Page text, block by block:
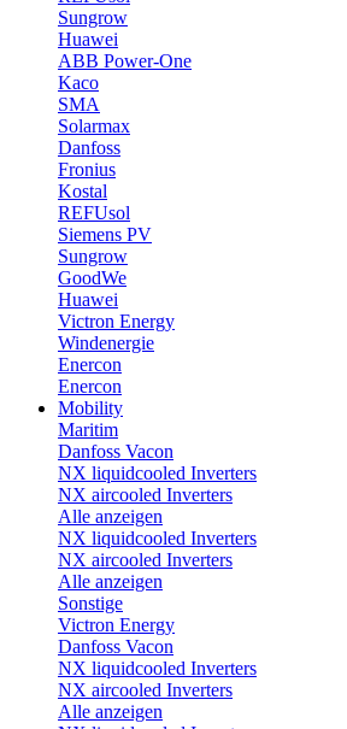
Sungrow
Huawei
ABB Power-One
Kaco
SMA
Solarmax
Danfoss
Fronius
Kostal
REFUsol
Siemens PV
Sungrow
GoodWe
Huawei
Victron Energy
Windenergie
Enercon
Enercon
Mobility
Maritim
Danfoss Vacon
NX liquidcooled Inverters
NX aircooled Inverters
Alle anzeigen
NX liquidcooled Inverters
NX aircooled Inverters
Alle anzeigen
Sonstige
Victron Energy
Danfoss Vacon
NX liquidcooled Inverters
NX aircooled Inverters
Alle anzeigen